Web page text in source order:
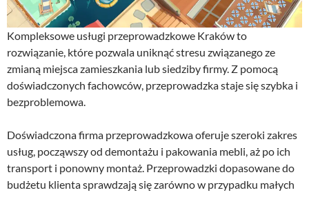
Kompleksowe usługi przeprowadzkowe Kraków to
rozwiązanie, które pozwala uniknąć stresu związanego ze
zmianą miejsca zamieszkania lub siedziby firmy. Z pomocą
doświadczonych fachowców, przeprowadzka staje się szybka i
bezproblemowa.
Doświadczona firma przeprowadzkowa oferuje szeroki zakres
usług, począwszy od demontażu i pakowania mebli, aż po ich
transport i ponowny montaż. Przeprowadzki dopasowane do
budżetu klienta sprawdzają się zarówno w przypadku małych